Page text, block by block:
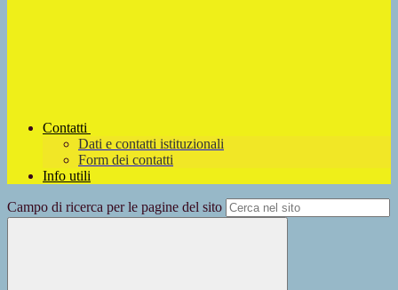
Contatti
Dati e contatti istituzionali
Form dei contatti
Info utili
Campo di ricerca per le pagine del sito